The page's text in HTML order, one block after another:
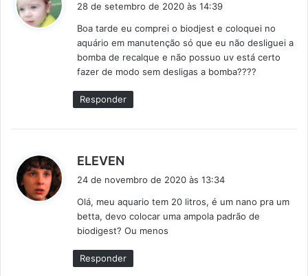
s
e
:
28 de setembro de 2020 às 14:39
Boa tarde eu comprei o biodjest e coloquei no
aquário em manutenção só que eu não desliguei a
bomba de recalque e não possuo uv está certo
fazer de modo sem desligas a bomba????
Responder
ELEVEN
s
e
:
24 de novembro de 2020 às 13:34
Olá, meu aquario tem 20 litros, é um nano pra um
betta, devo colocar uma ampola padrão de
biodigest? Ou menos
Responder